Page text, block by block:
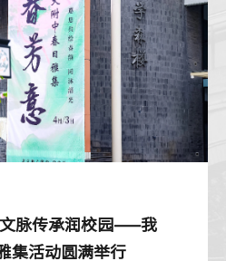
脉传承润校园——我
集活动圆满举行